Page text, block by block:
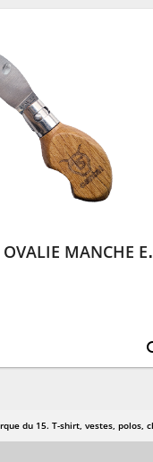
du 15. T-shirt, vestes, polos,